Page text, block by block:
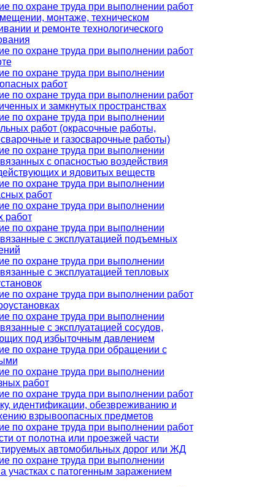
по охране труда при выполнении работ
монтаже, техническом
и ремонте технологического
по охране труда при выполнении работ
по охране труда при выполнении
работ
по охране труда при выполнении работ
и замкнутых пространствах
по охране труда при выполнении
работ (окрасочные работы,
и газосварочные работы)
по охране труда при выполнении
с опасностью воздействия
и ядовитых веществ
по охране труда при выполнении
работ
по охране труда при выполнении
работ
по охране труда при выполнении
с эксплуатацией подъемных
по охране труда при выполнении
с эксплуатацией тепловых
по охране труда при выполнении работ
по охране труда при выполнении
с эксплуатацией сосудов,
под избыточным давлением
по охране труда при обращении с
по охране труда при выполнении
работ
по охране труда при выполнении работ
идентификации, обезвреживанию и
взрывоопасных предметов
по охране труда при выполнении работ
от полотна или проезжей части
автомобильных дорог или ЖД
по охране труда при выполнении
участках с патогенным заражением